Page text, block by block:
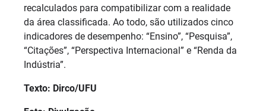
recalculados para compatibilizar com a realidade
da área classificada. Ao todo, são utilizados cinco
indicadores de desempenho: “Ensino”, “Pesquisa”,
“Citações”, “Perspectiva Internacional” e “Renda da
Indústria”.
Texto: Dirco/UFU